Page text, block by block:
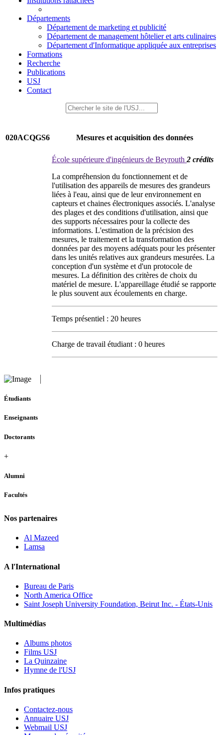
Départements
Département de marketing et publicité
Département de management hôtelier et arts culinaires
Département d'Informatique appliquée aux entreprises
Formations
Recherche
Publications
USJ
Contact
020ACQGS6 Mesures et acquisition des données
École supérieure d'ingénieurs de Beyrouth 2 crédits
La compréhension du fonctionnement et de
l'utilisation des appareils de mesures des grandeurs
liées à l'eau, ainsi que de leur environnement en
capteurs et chaines électroniques associés. L'analyse
des plages et des conditions d'utilisation, ainsi que
des supports nécessaires pour la collecte des
informations. L'estimation de la précision des
mesures, le traitement et la transformation des
données par des moyens adéquats pour les présenter
dans les unités relatives aux grandeurs mesurées. La
conception d'un système et d'un protocole de
mesures. La définition des critères de choix du
matériel de mesure. L'appareillage étudié se rapporte
le plus souvent aux écoulements en charge.
Temps présentiel : 20 heures
Charge de travail étudiant : 0 heures
Étudiants
Enseignants
Doctorants
+
Alumni
Facultés
Nos partenaires
Al Mazeed
Lamsa
A l'International
Bureau de Paris
North America Office
Saint Joseph University Foundation, Beirut Inc. - États-Unis
Multimédias
Albums photos
Films USJ
La Quinzaine
Hymne de l'USJ
Infos pratiques
Contactez-nous
Annuaire USJ
Webmail USJ